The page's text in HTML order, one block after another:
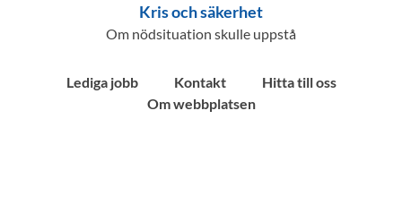
Kris och säkerhet
Om nödsituation skulle uppstå
Lediga jobb Kontakt
Hitta till oss
Om webbplatsen